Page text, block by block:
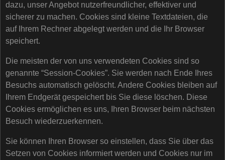
dazu, unser Angebot nutzerfreundlicher, effektiver und
sicherer zu machen. Cookies sind kleine Textdateien, die
auf Ihrem Rechner abgelegt werden und die Ihr Browser
speichert.
Die meisten der von uns verwendeten Cookies sind so
genannte “Session-Cookies”. Sie werden nach Ende Ihres
Besuchs automatisch gelöscht. Andere Cookies bleiben auf
Ihrem Endgerät gespeichert bis Sie diese löschen. Diese
Cookies ermöglichen es uns, Ihren Browser beim nächsten
Besuch wiederzuerkennen.
Sie können Ihren Browser so einstellen, dass Sie über das
Setzen von Cookies informiert werden und Cookies nur im